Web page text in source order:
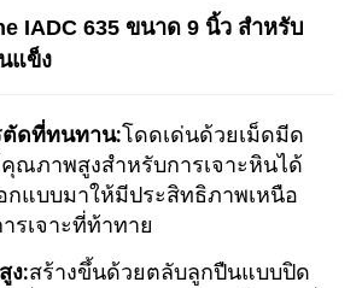
IADC 635 ขนาด 9 นิ้ว สำหรับ
แข็ง
ตัดที่ทนทาน:โดดเด่นด้วยเม็ดมีด
ณภาพสูงสำหรับการเจาะหินได้
กแบบมาให้มีประสิทธิภาพเหนือ
รเจาะที่ท้าทาย
ง:สร้างขึ้นด้วยตลับลูกปืนแบบปิด